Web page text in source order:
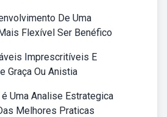
De Uma
Flexível Ser Benéfico
Imprescritíveis E
Graça Ou Anistia
Uma Analise Estrategica
Melhores Praticas